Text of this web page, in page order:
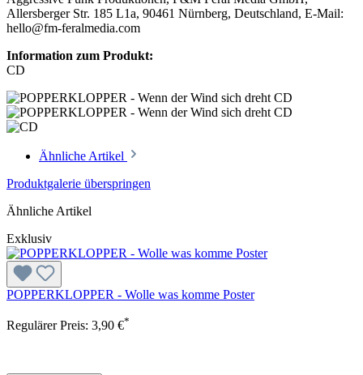
Allersberger Str. 185 L1a, 90461 Nürnberg, Deutschland, E-Mail:
hello@fm-feralmedia.com
Information zum Produkt:
CD
Ähnliche Artikel
Produktgalerie überspringen
Ähnliche Artikel
Exklusiv
POPPERKLOPPER - Wolle was komme Poster
Regulärer Preis: 3,90 €*